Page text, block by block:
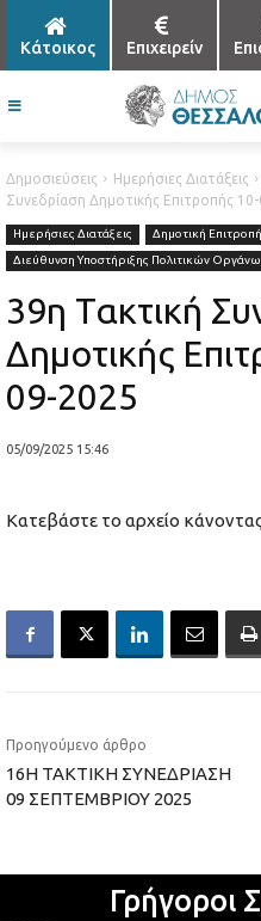
Κάτοικος Επιχειρείν
Δημοσιεύσεις Ημερήσιες Διατάξεις
Συνεδρίαση Δημοτικής Επιτροπής
Ημερήσιες Διατάξεις
Δημοτική Επιτροπή
Διεύθυνση Υποστήριξης Πολιτικών
39η Τακτική
Δημοτικής
09-2025
05/09/2025 15:46
Κατεβάστε το αρχείο
Προηγούμενο άρθρο
16Η ΤΑΚΤΙΚΗ ΣΥΝΕΔΡΙΑΣΗ
09 ΣΕΠΤΕΜΒΡΙΟΥ 2025
Γρήγοροι